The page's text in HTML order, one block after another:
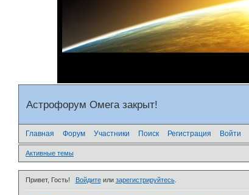
Астрофорум Омега закрыт!
Главная Форум Участники Поиск Регистрация Войти
Активные темы
Привет, Гость! Войдитеили зарегистрируйтесь.